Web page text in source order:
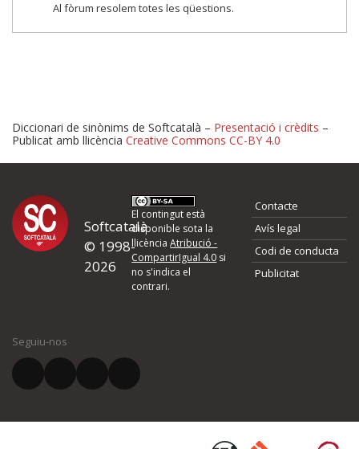
Al fòrum resolem totes les qüestions.
Proposeu-nos millores o
d'errors
Si heu trobat un error o voleu proposar alguna millora, ompliu els
quina és la millora que proposeu o l'error del qual voleu informar-
El vostre correu electrònic *
Diccionari de sinònims de Softcatalà – Presentació i crèdits –
Publicat amb llicència Creative Commons CC-BY 4.0
Softcatalà
© 1998-
2026
El contingut està
disponible sota la
llicènciaAtribució -
CompartirIgual 4.0 si
no s'indica el
contrari.
Contacte
Avís legal
Codi de conducta
Publicitat
Seguiu-nos